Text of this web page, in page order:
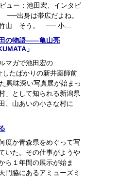
ュー：池田宏、インタビ
──出身は帯広だよね。
山 そう。 ── 小…
の物語――亀山亮
」
マガで池田宏の
したばかりの新井薬師前
興味深い写真展が始まっ
」として知られる新潟県
、山あいの小さな村に
度か青森県をめぐって写
いた。その仕事がようや
ら１年間の展示が始ま
門脇にあるアミューズミ